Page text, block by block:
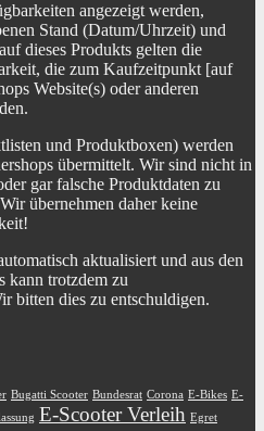
angezeigt werden,
Stand (Datum/Uhrzeit) und
dieses Produkts gelten die
die zum Kaufzeitpunkt [auf
Website(s) oder anderen
und Produktboxen) werden
übermittelt. Wir sind nicht in
gar falsche Produktdaten zu
übernehmen daher keine
aktualisiert und aus den
kann trotzdem zu
bitten dies zu entschuldigen.
Bugatti Scooter Bundesrat Corona E-Bikes E-
E-Scooter Verleih Egret